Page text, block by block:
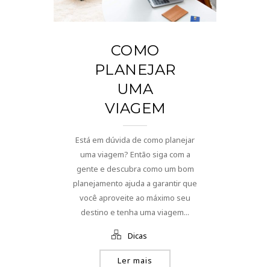
COMO
PLANEJAR
UMA
VIAGEM
Está em dúvida de como planejar
uma viagem? Então siga com a
gente e descubra como um bom
planejamento ajuda a garantir que
você aproveite ao máximo seu
destino e tenha uma viagem...
Dicas
Ler mais